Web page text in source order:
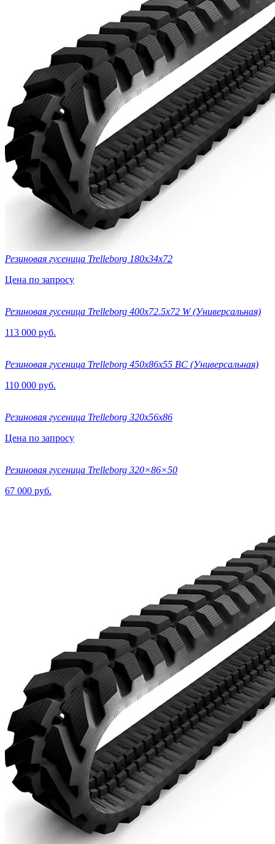
Резиновая гусеница Trelleborg 180x34x72
Цена по запросу
Резиновая гусеница Trelleborg 400х72.5х72 W (Универсальная)
113 000 руб.
Резиновая гусеница Trelleborg 450х86х55 BC (Универсальная)
110 000 руб.
Резиновая гусеница Trelleborg 320x56x86
Цена по запросу
Резиновая гусеница Trelleborg 320×86×50
67 000 руб.